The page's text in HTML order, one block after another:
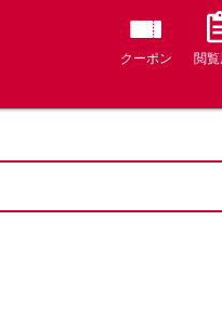
クーポン 閲